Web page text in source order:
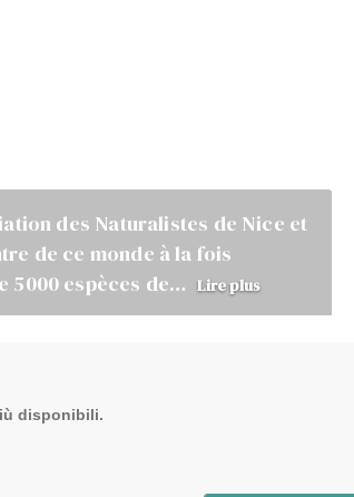
des Naturalistes de Nice et
de ce monde à la fois
5000 espèces de… Lire plus
disponibili.